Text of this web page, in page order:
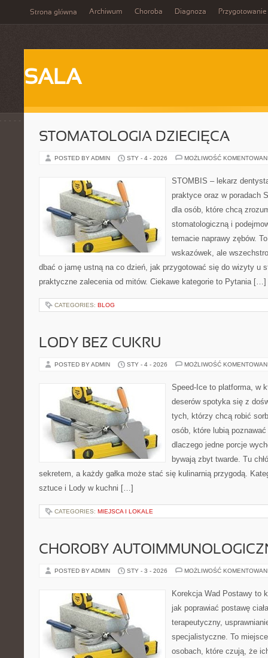
Strona główna Archiwum Choroba Diagnoza Przygotowanie
SALA
STOMATOLOGIA DZIECIĘCA
POSTED BY ADMIN STY - 4 - 2026 MOŻLIWOŚĆ
STOMBIS – lekarz
praktyce oraz w poradach
dla osób, które chcą
stomatologiczną i
temacie naprawy zębów.
wskazówek, ale
dbać o jamę ustną na co dzień, jak przygotować się do wizyty u
praktyczne zalecenia od mitów. Ciekawe kategorie to Pytania […]
CATEGORIES: BLOG
LODY BEZ CUKRU
POSTED BY ADMIN STY - 4 - 2026 MOŻLIWOŚĆ
Speed-Ice to platforma, w
deserów spotyka się z
tych, którzy chcą robić
osób, które lubią
dlaczego jedne porcje
bywają zbyt twarde. Tu
sekretem, a każdy gałka może stać się kulinarnią przygodą.
sztuce i Lody w kuchni […]
CATEGORIES: MIEJSCA I LOKALE
CHOROBY
POSTED BY ADMIN STY - 3 - 2026 MOŻLIWOŚĆ
Korekcja Wad Postawy to
jak poprawiać postawę
terapeutyczny,
specjalistyczne. To
osobach, które czują, że